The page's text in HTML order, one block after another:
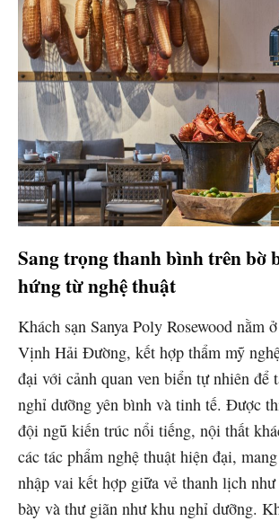
Sang trọng thanh bình trên bờ
hứng từ nghệ thuật
Khách sạn Sanya Poly Rosewood nằm
Vịnh Hải Đường, kết hợp thẩm mỹ
đại với cảnh quan ven biển tự nhiên để
nghỉ dưỡng yên bình và tinh tế. Được
đội ngũ kiến trúc nổi tiếng, nội thất
các tác phẩm nghệ thuật hiện đại,
nhập vai kết hợp giữa vẻ thanh lịch
bày và thư giãn như khu nghỉ dưỡng.